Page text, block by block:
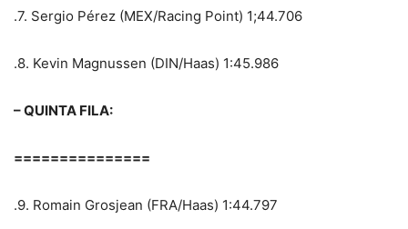
.7. Sergio Pérez (MEX/Racing Point) 1;44.706
.8. Kevin Magnussen (DIN/Haas) 1:45.986
– QUINTA FILA:
===============
.9. Romain Grosjean (FRA/Haas) 1:44.797